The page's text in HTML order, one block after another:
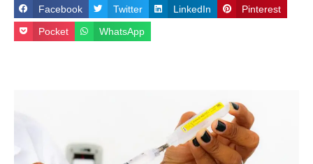
Facebook Twitter LinkedIn Pinterest
Pocket WhatsApp